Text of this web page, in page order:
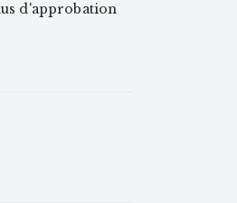
d'approbation